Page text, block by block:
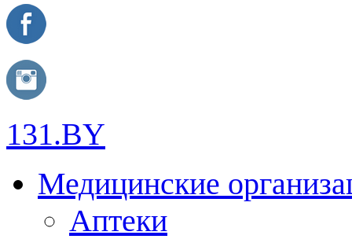
131.BY
Медицинские
Аптеки